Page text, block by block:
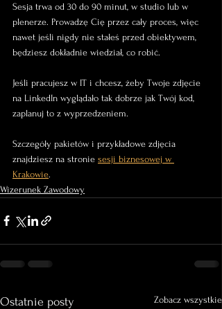
Sesja trwa od 30 do 90 minut, w studio lub w
plenerze. Prowadzę Cię przez cały proces, więc
nawet jeśli nigdy nie stałeś przed obiektywem,
będziesz dokładnie wiedział, co robić.
Jeśli pracujesz w IT i chcesz, żeby Twoje zdjęcie
na LinkedIn wyglądało tak dobrze jak Twój kod,
zaplanuj to z wyprzedzeniem.
Szczegóły pakietów i przykładowe zdjęcia
znajdziesz na stronie sesji biznesowej w
Krakowie.
Wizerunek Zawodowy
Ostatnie posty Zobacz wszystkie